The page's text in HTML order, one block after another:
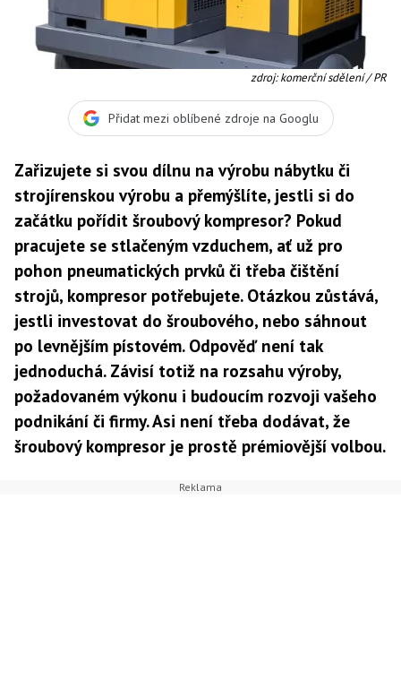
zdroj: komerční sdělení / PR
Přidat mezi oblíbené zdroje na Googlu
Zařizujete si svou dílnu na výrobu nábytku či
strojírenskou výrobu a přemýšlíte, jestli si do
začátku pořídit šroubový kompresor? Pokud
pracujete se stlačeným vzduchem, ať už pro
pohon pneumatických prvků či třeba čištění
strojů, kompresor potřebujete. Otázkou zůstává,
jestli investovat do šroubového, nebo sáhnout
po levnějším pístovém. Odpověď není tak
jednoduchá. Závisí totiž na rozsahu výroby,
požadovaném výkonu i budoucím rozvoji vašeho
podnikání či firmy. Asi není třeba dodávat, že
šroubový kompresor je prostě prémiovější volbou.